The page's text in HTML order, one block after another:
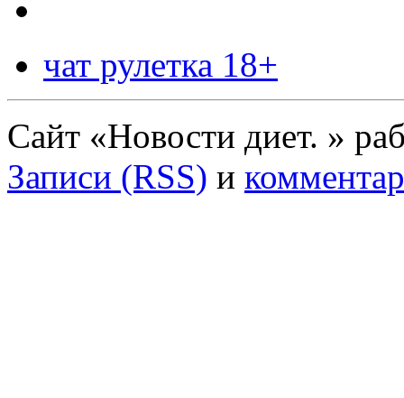
чат рулетка 18+
Сайт «Новости диет. »
Записи (RSS) и